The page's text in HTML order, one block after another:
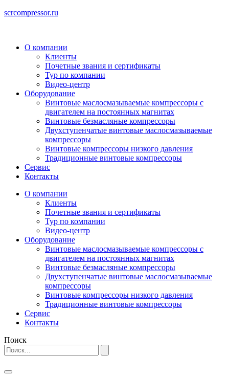
scrcompressor.ru
О компании
Клиенты
Почетные звания и сертификаты
Тур по компании
Видео-центр
Оборудование
Винтовые маслосмазываемые компрессоры с
двигателем на постоянных магнитах
Винтовые безмасляные компрессоры
Двухступенчатые винтовые маслосмазываемые
компрессоры
Винтовые компрессоры низкого давления
Традиционные винтовые компрессоры
Сервис
Контакты
О компании
Клиенты
Почетные звания и сертификаты
Тур по компании
Видео-центр
Оборудование
Винтовые маслосмазываемые компрессоры с
двигателем на постоянных магнитах
Винтовые безмасляные компрессоры
Двухступенчатые винтовые маслосмазываемые
компрессоры
Винтовые компрессоры низкого давления
Традиционные винтовые компрессоры
Сервис
Контакты
Поиск